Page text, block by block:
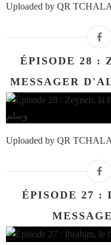
Uploaded by QR
ÉPISODE 28 :
Uploaded by QR
ÉPISODE 27 :